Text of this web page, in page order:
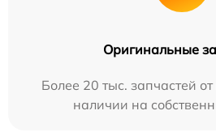
Оригинальные
Более 20 тыс. запчастей
наличии на